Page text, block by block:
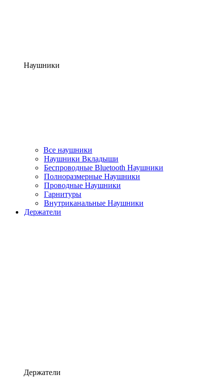
Наушники
Все наушники
Наушники Вкладыши
Беспроводные Bluetooth Наушники
Полноразмерные Наушники
Проводные Наушники
Гарнитуры
Внутриканальные Наушники
Держатели
Держатели